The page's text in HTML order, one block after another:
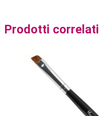
Prodotti correlati